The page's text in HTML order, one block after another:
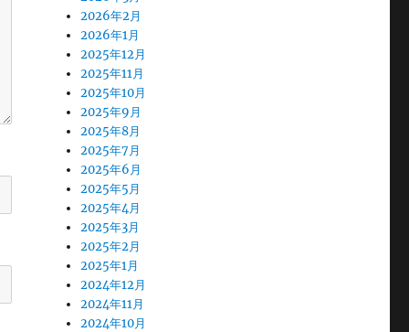
2026年2月
2026年1月
2025年12月
2025年11月
2025年10月
2025年9月
2025年8月
2025年7月
2025年6月
2025年5月
2025年4月
2025年3月
2025年2月
2025年1月
2024年12月
2024年11月
2024年10月